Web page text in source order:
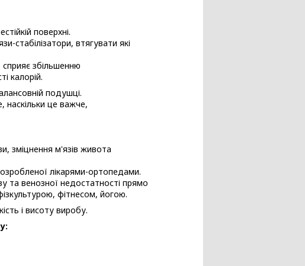
поверхні.
стабілізатори, втягувати які
збільшенню
калорій.
подушці.
наскільки це важче,
зміцнення м'язів живота
лікарями-ортопедами.
та венозної недостатності прямо
фітнесом, йогою.
і висоту виробу.
: